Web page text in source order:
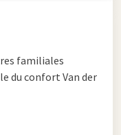
familiales
du confort Van der